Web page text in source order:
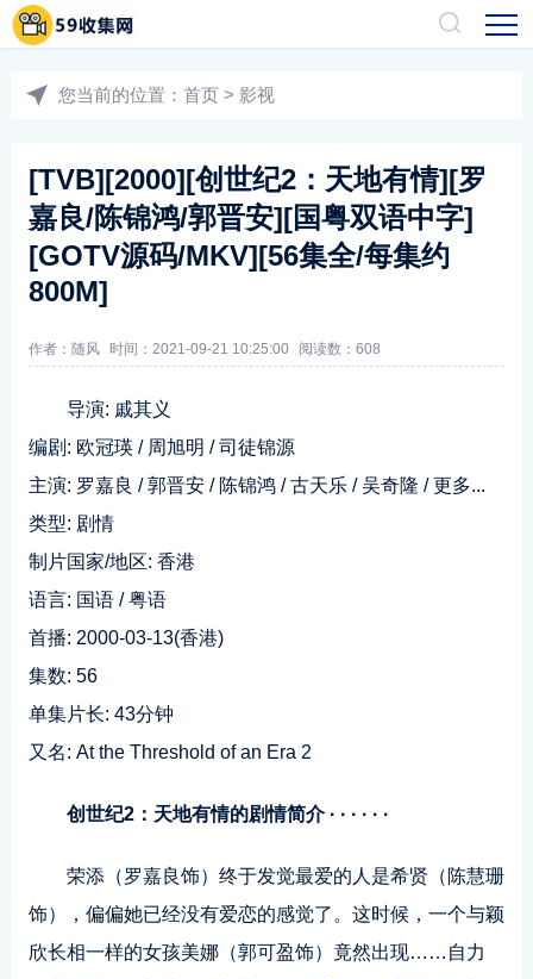
您当前的位置： 首页 > 影视
[TVB][2000][创世纪2：天地有情][罗
嘉良/陈锦鸿/郭晋安][国粤双语中字]
[GOTV源码/MKV][56集全/每集约
800M]
作者：随风 时间：2021-09-21 10:25:00 阅读数： 608
导演: 戚其义
编剧: 欧冠瑛 / 周旭明 / 司徒锦源
主演: 罗嘉良 / 郭晋安 / 陈锦鸿 / 古天乐 / 吴奇隆 / 更多...
类型: 剧情
制片国家/地区: 香港
语言: 国语 / 粤语
首播: 2000-03-13(香港)
集数: 56
单集片长: 43分钟
又名: At the Threshold of an Era 2
创世纪2：天地有情的剧情简介 · · · · · ·
荣添（罗嘉良饰）终于发觉最爱的人是希贤（陈慧珊
饰），偏偏她已经没有爱恋的感觉了。这时候，一个与颖
欣长相一样的女孩美娜（郭可盈饰）竟然出现……自力